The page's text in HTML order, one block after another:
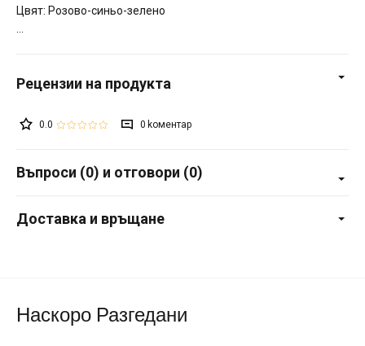
Цвят: Розово-синьо-зелено
0.0 0
Въпроси (0) и отговори (0)
Доставка и връщане
Наскоро Разгедани